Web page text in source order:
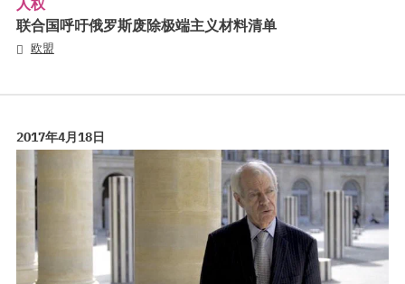
人权
联合国呼吁俄罗斯废除极端主义材料清单
欧盟
2017年4月18日